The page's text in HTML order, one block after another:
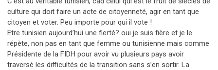
culture qui doit faire un acte de citoyenneté, agir en tant que
citoyen et voter. Peu importe pour qui il vote !
Etre tunisien aujourd’hui une fierté? oui je suis fière et je le
répète, non pas en tant que femme ou tunisienne mais comme
Présidente de la FIDH pour avoir vu plusieurs pays avoir
traversé les difficultés de la transition sans s’en sortir. La